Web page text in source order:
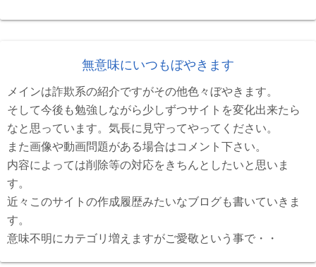
無意味にいつもぼやきます
メインは詐欺系の紹介ですがその他色々ぼやきます。
そして今後も勉強しながら少しずつサイトを変化出来たら
なと思っています。気長に見守ってやってください。
また画像や動画問題がある場合はコメント下さい。
内容によっては削除等の対応をきちんとしたいと思いま
す。
近々このサイトの作成履歴みたいなブログも書いていきま
す。
意味不明にカテゴリ増えますがご愛敬という事で・・